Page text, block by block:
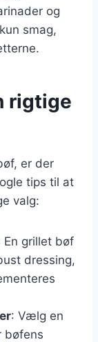
og
smag,
rigtige
er der
tips til at
valg:
En grillet bøf
dressing,
: Vælg en
bøfens